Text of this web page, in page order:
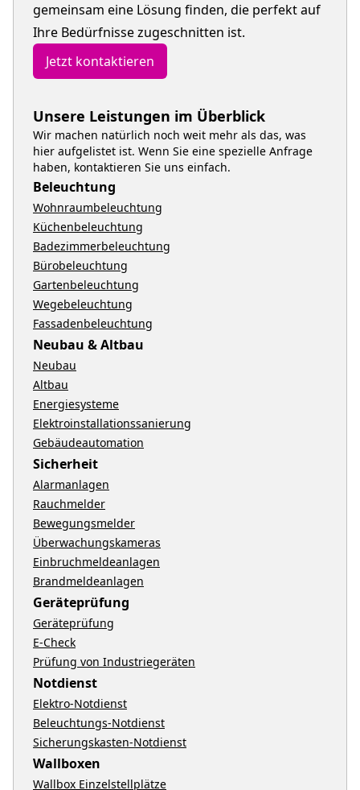
gemeinsam eine Lösung finden, die perfekt auf
Ihre Bedürfnisse zugeschnitten ist.
Jetzt kontaktieren
Unsere Leistungen im Überblick
Wir machen natürlich noch weit mehr als das, was
hier aufgelistet ist. Wenn Sie eine spezielle Anfrage
haben, kontaktieren Sie uns einfach.
Beleuchtung
Wohnraumbeleuchtung
Küchenbeleuchtung
Badezimmerbeleuchtung
Bürobeleuchtung
Gartenbeleuchtung
Wegebeleuchtung
Fassadenbeleuchtung
Neubau & Altbau
Neubau
Altbau
Energiesysteme
Elektroinstallationssanierung
Gebäudeautomation
Sicherheit
Alarmanlagen
Rauchmelder
Bewegungsmelder
Überwachungskameras
Einbruchmeldeanlagen
Brandmeldeanlagen
Geräteprüfung
Geräteprüfung
E-Check
Prüfung von Industriegeräten
Notdienst
Elektro-Notdienst
Beleuchtungs-Notdienst
Sicherungskasten-Notdienst
Wallboxen
Wallbox Einzelstellplätze